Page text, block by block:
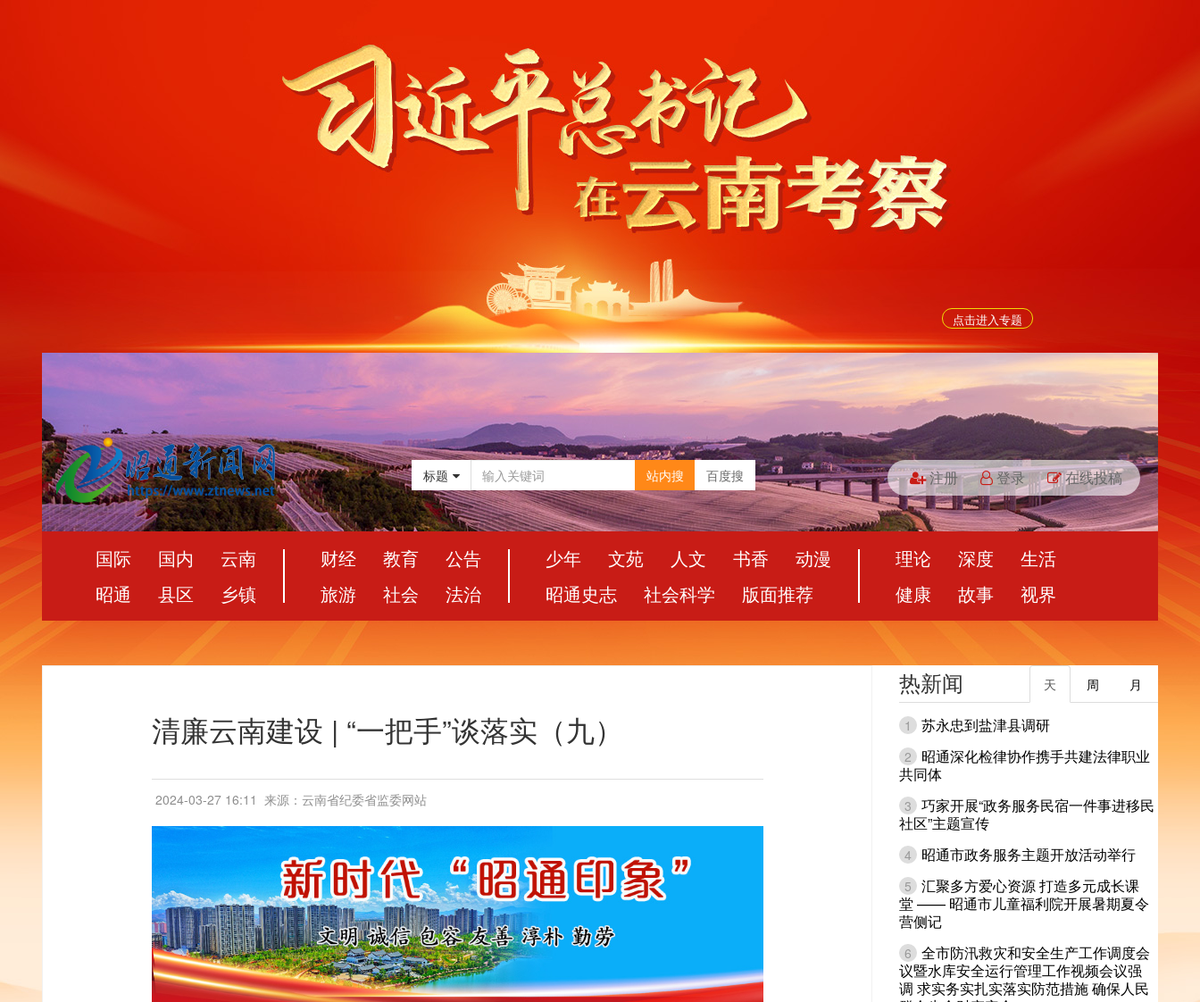
点击进入专题
标题 站内搜 百度搜 注册 登录 在线投稿
国际 国内
云南
昭通
县区 乡镇
财经 教育
公告
旅游
社会 法治
少年 文苑 人文 书香
动漫
昭通史志
社会科学 版面推荐
理论 深度
生活
健康
故事 视界
清廉云南建设 | “一把手”谈落实（九）
2024-03-27 16:11 来源：云南省纪委省监委网站
热新闻 月
周
天
1 苏永忠到盐津县调研
2
昭通深化检律协作携手共建法律职业
共同体
3 巧家开展“政务服务民宿一件事进移民
社区”主题宣传
4 昭通市政务服务主题开放活动举行
5 汇聚多方爱心资源 打造多元成长课
堂 —— 昭通市儿童福利院开展暑期夏令
营侧记
6 全市防汛救灾和安全生产工作调度会
议暨水库安全运行管理工作视频会议强
调 求实务实扎实落实防范措施 确保人民